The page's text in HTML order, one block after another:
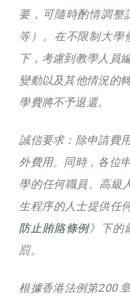
要，可隨時酌情調整
等）。在不限制大學
下，考慮到教學人員
變動以及其他情況的
學費將不予退還。
誠信要求：除申請費
外費用。同時，各位
學的任何職員、高級
生程序的人士提供任
防止賄賂條例》下的
罰。
根據香港法例第200